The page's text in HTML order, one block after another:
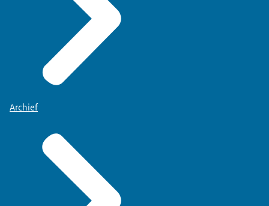
Archief